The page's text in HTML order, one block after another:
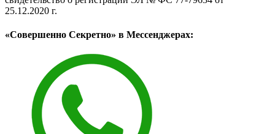
25.12.2020 г.
«Совершенно Секретно» в Мессенджерах: